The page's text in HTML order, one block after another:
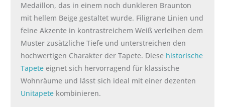
Medaillon, das in einem noch dunkleren Braunton
mit hellem Beige gestaltet wurde. Filigrane Linien und
feine Akzente in kontrastreichem Weiß verleihen dem
Muster zusätzliche Tiefe und unterstreichen den
hochwertigen Charakter der Tapete. Diese historische
Tapete eignet sich hervorragend für klassische
Wohnräume und lässt sich ideal mit einer dezenten
Unitapete kombinieren.